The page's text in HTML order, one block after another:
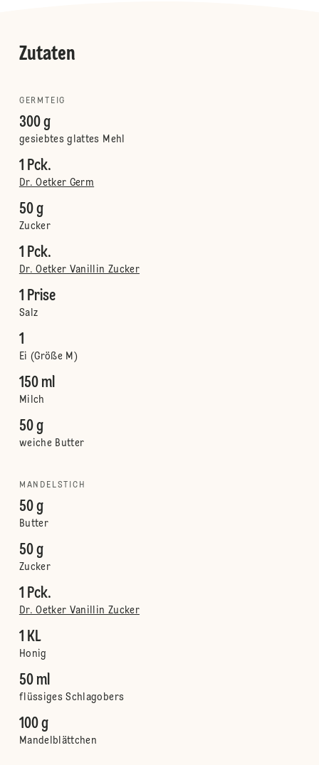
Zutaten
GERMTEIG
300 g
gesiebtes glattes Mehl
1 Pck.
Dr. Oetker Germ
50 g
Zucker
1 Pck.
Dr. Oetker Vanillin Zucker
1 Prise
Salz
1
Ei (Größe M)
150 ml
Milch
50 g
weiche Butter
MANDELSTICH
50 g
Butter
50 g
Zucker
1 Pck.
Dr. Oetker Vanillin Zucker
1 KL
Honig
50 ml
flüssiges Schlagobers
100 g
Mandelblättchen